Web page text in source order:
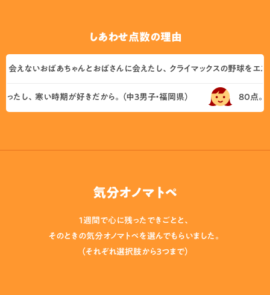
しあわせ点数の理由
ないおばあちゃんとおばさんに会えたし、クライマックスの野球をエスコ
し、寒い時期が好きだから。（中3男子・福岡県） 80点。友
気分オノマトペ
1週間で心に残ったできごとと、
そのときの気分オノマトペを選んでもらいました。
（それぞれ選択肢から３つまで）